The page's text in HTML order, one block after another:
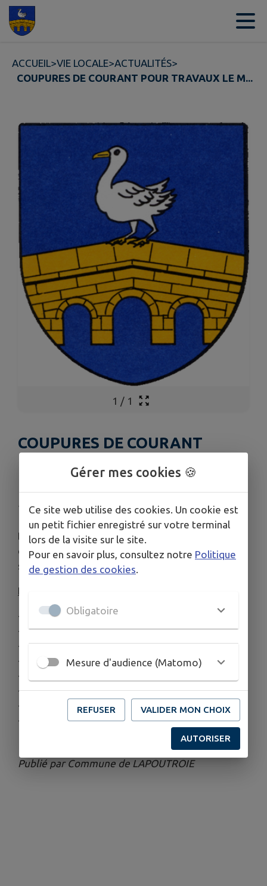
Contenu
ACCUEIL>VIE LOCALE>ACTUALITÉS>
COUPURES DE COURANT POUR TRAVAUX LE M...
1 / 1
COUPURES DE COURANT
POUR TRAVAUX LE MERCREDI
Publié le jeudi 07 mai 2026 - Lapoutroie
Des travaux sur le réseau entraîneront des
coupures lemercredi 13 maidans les secteurs
suivants :
Entre 8h et 14h30
- 250 à 270 Ribeaugoutte
- 247 au 249 Sur le Rain
- 244 au 246 Chamont
- 238 Champs de la Croix
- 283 La Forêt
- 242 et 243 Bambois
- 247 et 248 Les Cammes
- 281 et 282 La Graine
Publié par Commune de LAPOUTROIE
Gérer mes cookies 🍪
Ce site web utilise des cookies. Un cookie est
un petit fichier enregistré sur votre terminal
lors de la visite sur le site.
Pour en savoir plus, consultez notre Politique
de gestion des cookies.
Obligatoire
Mesure d'audience (Matomo)
REFUSER VALIDER MON CHOIX
AUTORISER